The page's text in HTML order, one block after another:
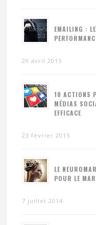
EMAILING :
20 avril 2015
10 ACTIONS
MÉDIAS
EFFICACE
23 février 2015
LE
POUR LE
7 juillet 2014